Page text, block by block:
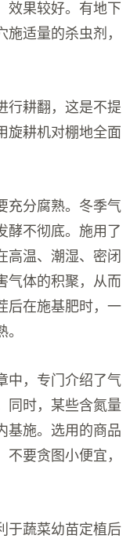
效果较好。有地下
适量的杀虫剂，
行耕翻，这是不提
旋耕机对棚地全面
充分腐熟。冬季气
酵不彻底。施用了
高温、潮湿、密闭
气体的积聚，从而
后在施基肥时，一
中，专门介绍了气
同时，某些含氮量
基施。选用的商品
要贪图小便宜，
于蔬菜幼苗定植后